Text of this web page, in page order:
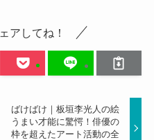
アしてね！
ばけばけ｜板垣李光人の絵
うまい才能に驚愕！俳優の
枠を超えたアート活動の全